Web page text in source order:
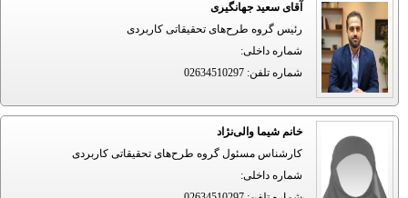
آقای سعید جهانگیری
رئیس گروه طرح‌های تحقیقاتی کاربردی
شماره داخلی:
شماره تلفن:
02634510297
خانم شیما والی‌نژاد
کارشناس مسئول گروه طرح‌های تحقیقاتی کاربردی
شماره داخلی: